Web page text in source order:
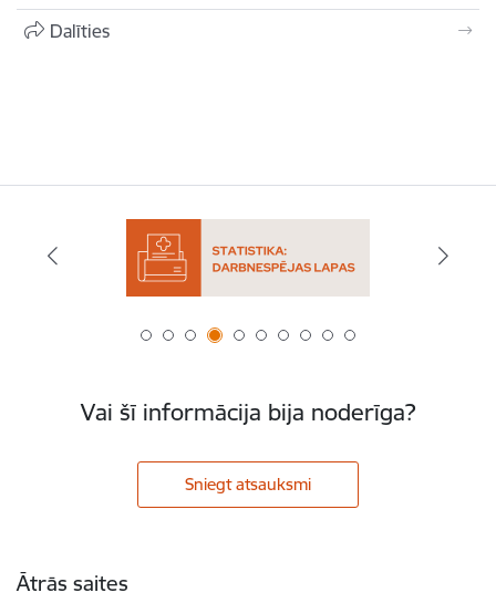
Dalīties
Vai šī informācija bija noderīga?
Sniegt atsauksmi
Ātrās saites